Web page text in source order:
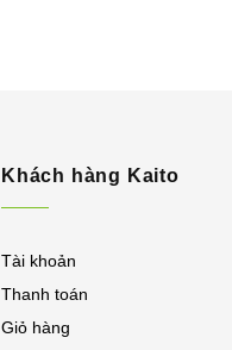
Khách hàng Kaito
Tài khoản
Thanh toán
Giỏ hàng